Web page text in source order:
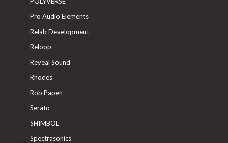
Pro Audio Elements
Relab Development
Reloop
Reveal Sound
Rhodes
Rob Papen
Serato
SHIMBOL
Spectrasonics